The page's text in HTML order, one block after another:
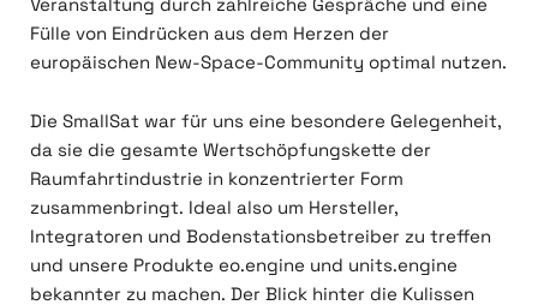
Fülle von Eindrücken aus dem Herzen der
europäischen New-Space-Community optimal nutzen.
Die SmallSat war für uns eine besondere Gelegenheit,
da sie die gesamte Wertschöpfungskette der
Raumfahrtindustrie in konzentrierter Form
zusammenbringt. Ideal also um Hersteller,
Integratoren und Bodenstationsbetreiber zu treffen
und unsere Produkte eo.engine und units.engine
bekannter zu machen. Der Blick hinter die Kulissen